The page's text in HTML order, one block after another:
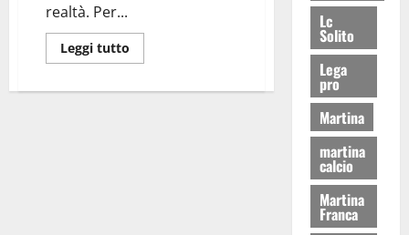
realtà. Per...
Leggi tutto
Lc
Solito
Lega
pro
Martina
martina
calcio
Martina
Franca